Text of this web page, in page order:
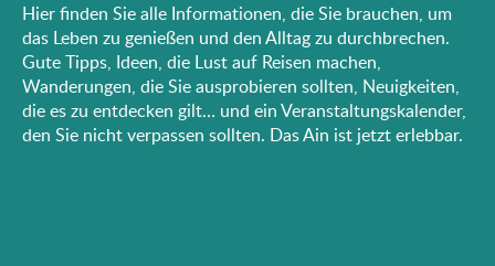
Hier finden Sie alle Informationen, die Sie brauchen, um
das Leben zu genießen und den Alltag zu durchbrechen.
Gute Tipps, Ideen, die Lust auf Reisen machen,
Wanderungen, die Sie ausprobieren sollten, Neuigkeiten,
die es zu entdecken gilt… und ein Veranstaltungskalender,
den Sie nicht verpassen sollten. Das Ain ist jetzt erlebbar.